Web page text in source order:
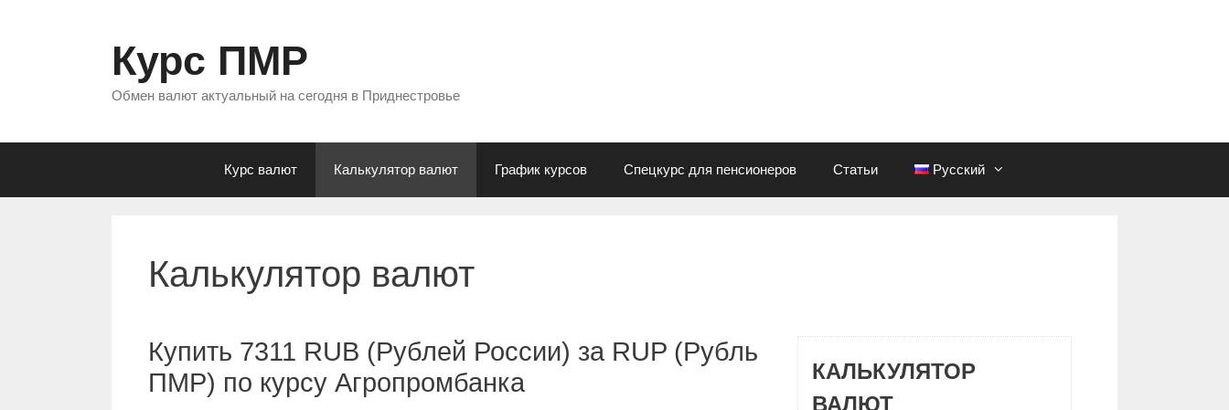
Курс ПМР
Обмен валют актуальный на сегодня в Приднестровье
Курс валют Калькулятор валют График курсов Спецкурс для пенсионеров Статьи Русский
Калькулятор валют
Купить 7311 RUB (Рублей России) за RUP (Рубль
ПМР) по курсу Агропромбанка
КАЛЬКУЛЯТОР
ВАЛЮТ